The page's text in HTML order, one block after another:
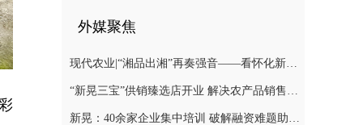
外媒聚焦
现代农业|“湘品出湘”再奏强音——看怀化新晃黄精曼谷签单背后的“强链密码”
“新晃三宝”供销臻选店开业 解决农产品销售难题
新晃：40余家企业集中培训 破解融资难题助力发展